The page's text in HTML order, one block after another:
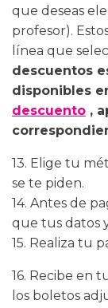
que deseas
profesor).
línea que
descuentos
disponibles
descuento ,
13. Elige tu
se te piden.
14. Antes de
que tus datos
15. Realiza tu
16. Recibe en
los boletos